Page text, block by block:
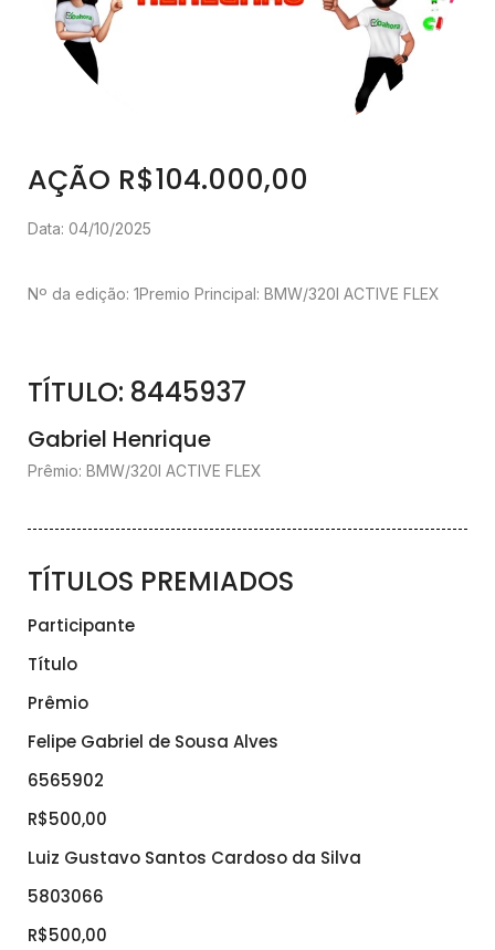
AÇÃO R$104.000,00
Data: 04/10/2025
Nº da edição: 1Premio Principal: BMW/320I ACTIVE FLEX
TÍTULO: 8445937
Gabriel Henrique
Prêmio: BMW/320I ACTIVE FLEX
TÍTULOS PREMIADOS
Participante
Título
Prêmio
Felipe Gabriel de Sousa Alves
6565902
R$500,00
Luiz Gustavo Santos Cardoso da Silva
5803066
R$500,00